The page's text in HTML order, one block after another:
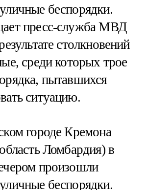
беспорядки.
пресс-служба МВД
столкновений
среди которых трое
пытавшихся
ситуацию.
городе Кремона
Ломбардия) в
произошли
беспорядки.